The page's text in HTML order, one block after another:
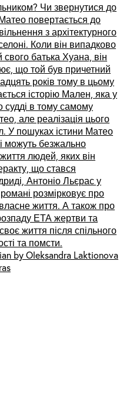
Чи звернутися до
повертається до
з архітектурного
Коли він випадково
свого батька Хуана, він
що той був причетний
років тому в цьому
історію Мален, яка у
судді в тому самому
але реалізація цього
У пошуках істини Матео
можуть безжально
людей, яких він
що стався
Антоніо Льєрас у
розмірковує про
життя. А також про
ЕТА жертви та
життя після спільного
та помсти.
by Oleksandra Laktionova